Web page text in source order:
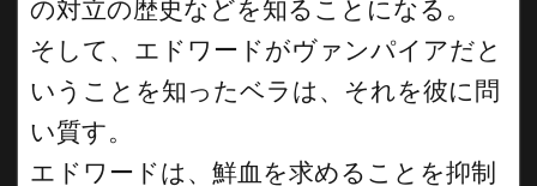
の対立の歴史などを知ることになる。
そして、エドワードがヴァンパイアだと
いうことを知ったベラは、それを彼に問
い質す。
エドワードは、鮮血を求めることを抑制